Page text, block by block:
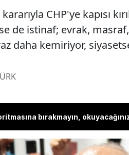
CHP'ye kapısı
de istinaf; evrak,
daha kemiriyor,
bırakmayın,